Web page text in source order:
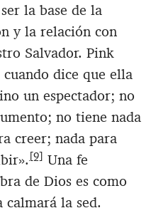
la base de la
y la relación con
Salvador. Pink
dice que ella
un espectador; no
no tiene nada
creer; nada para
[9] Una fe
de Dios es como
calmará la sed.